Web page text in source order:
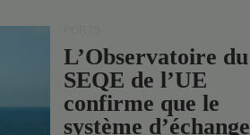
L’Observatoire du
SEQE de l’UE
confirme que le
système d’échange